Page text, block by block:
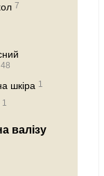
7
48
шкіра 1
1
валізу